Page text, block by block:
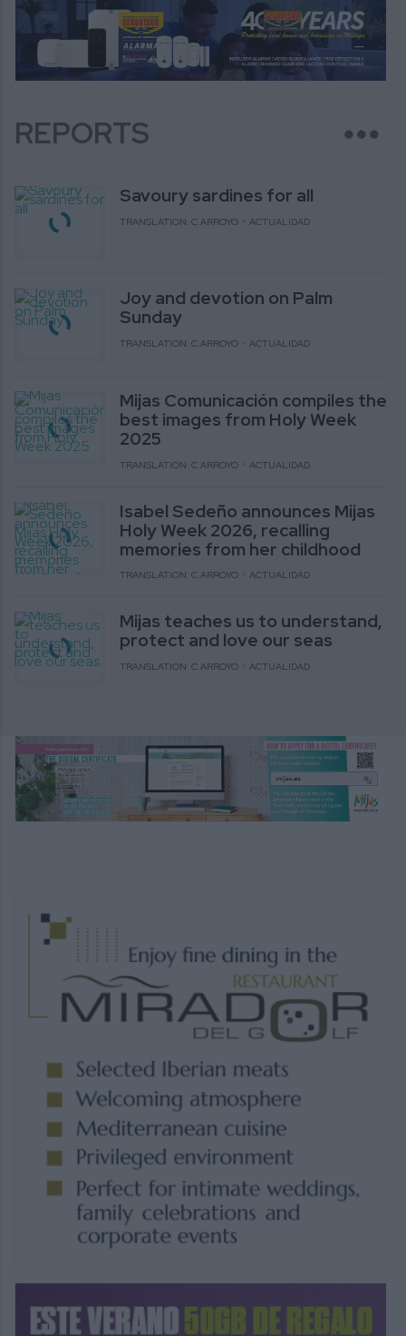
REPORTS more_horiz
Savoury sardines for all
TRANSLATION: C.ARROYO ACTUALIDAD
Joy and devotion on Palm
Sunday
TRANSLATION: C.ARROYO ACTUALIDAD
Mijas Comunicación compiles the
best images from Holy Week
2025
TRANSLATION: C.ARROYO ACTUALIDAD
Isabel Sedeño announces Mijas
Holy Week 2026, recalling
memories from her childhood
TRANSLATION: C.ARROYO ACTUALIDAD
Mijas teaches us to understand,
protect and love our seas
TRANSLATION: C.ARROYO ACTUALIDAD